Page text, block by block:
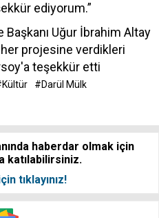
ediyorum.”
Uğur İbrahim Altay
projesine verdikleri
teşekkür etti
#Darül Mülk
haberdar olmak için
katılabilirsiniz.
tıklayınız!